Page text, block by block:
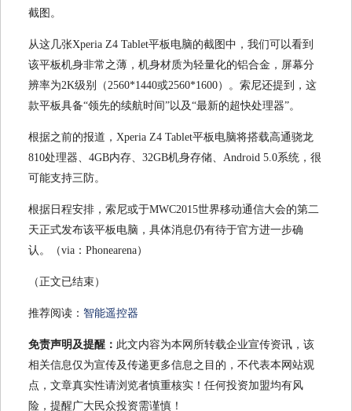
截图。
从这几张Xperia Z4 Tablet平板电脑的截图中，我们可以看到
该平板机身非常之薄，机身材质为轻量化的铝合金，屏幕分
辨率为2K级别（2560*1440或2560*1600）。索尼还提到，这
款平板具备“领先的续航时间”以及“最新的超快处理器”。
根据之前的报道，Xperia Z4 Tablet平板电脑将搭载高通骁龙
810处理器、4GB内存、32GB机身存储、Android 5.0系统，很
可能支持三防。
根据日程安排，索尼或于MWC2015世界移动通信大会的第二
天正式发布该平板电脑，具体消息仍有待于官方进一步确
认。（via：Phonearena）
（正文已结束）
推荐阅读： 智能遥控器
免责声明及提醒： 此文内容为本网所转载企业宣传资讯，该
相关信息仅为宣传及传递更多信息之目的，不代表本网站观
点，文章真实性请浏览者慎重核实！任何投资加盟均有风
险，提醒广大民众投资需谨慎！